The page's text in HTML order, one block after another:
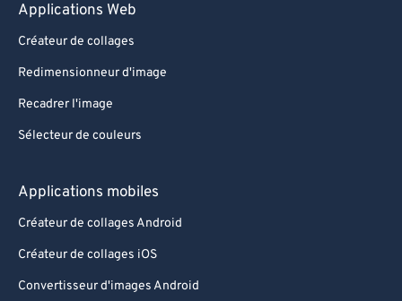
Applications Web
Créateur de collages
Redimensionneur d'image
Recadrer l'image
Sélecteur de couleurs
Applications mobiles
Créateur de collages Android
Créateur de collages iOS
Convertisseur d'images Android